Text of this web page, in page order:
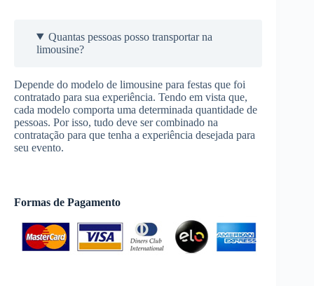
Quantas pessoas posso transportar na
limousine?
Depende do modelo de limousine para festas que foi
contratado para sua experiência. Tendo em vista que,
cada modelo comporta uma determinada quantidade de
pessoas. Por isso, tudo deve ser combinado na
contratação para que tenha a experiência desejada para
seu evento.
Formas de Pagamento